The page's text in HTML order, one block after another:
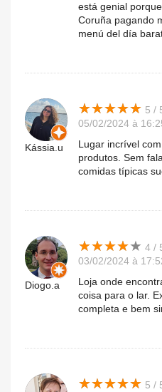
está genial
Coruña pagando
menú del día
Kássia.u
★★★★★
★★★★★ 5 /
05/02/2024 à
Lugar incrível
produtos. Sem
comidas típicas
Diogo.a
★★★★★
★★★★★ 4 /
03/02/2024 à
Loja onde
coisa para o lar.
completa e bem
★★★★★
★★★★★ 5 /